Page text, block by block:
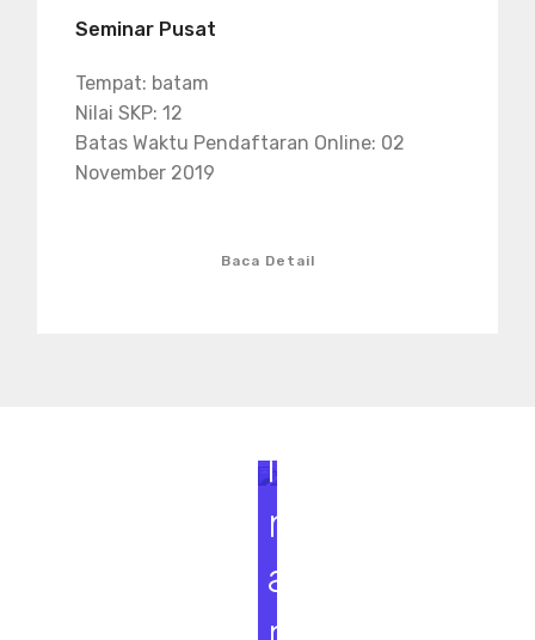
Seminar Pusat
Tempat: batam
Nilai SKP: 12
Batas Waktu Pendaftaran Online: 02
November 2019
Baca Detail
i
n
a